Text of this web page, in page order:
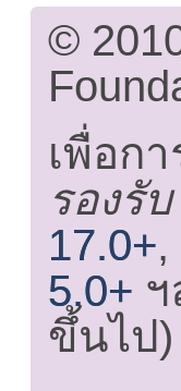
©
เพื่อก
รองรั
17.0+,
5.0+
ขึ้นไป)